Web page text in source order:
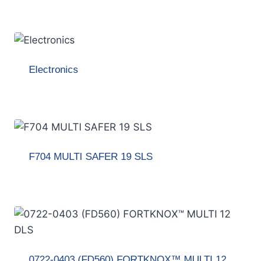
Electronics
F704 MULTI SAFER 19 SLS